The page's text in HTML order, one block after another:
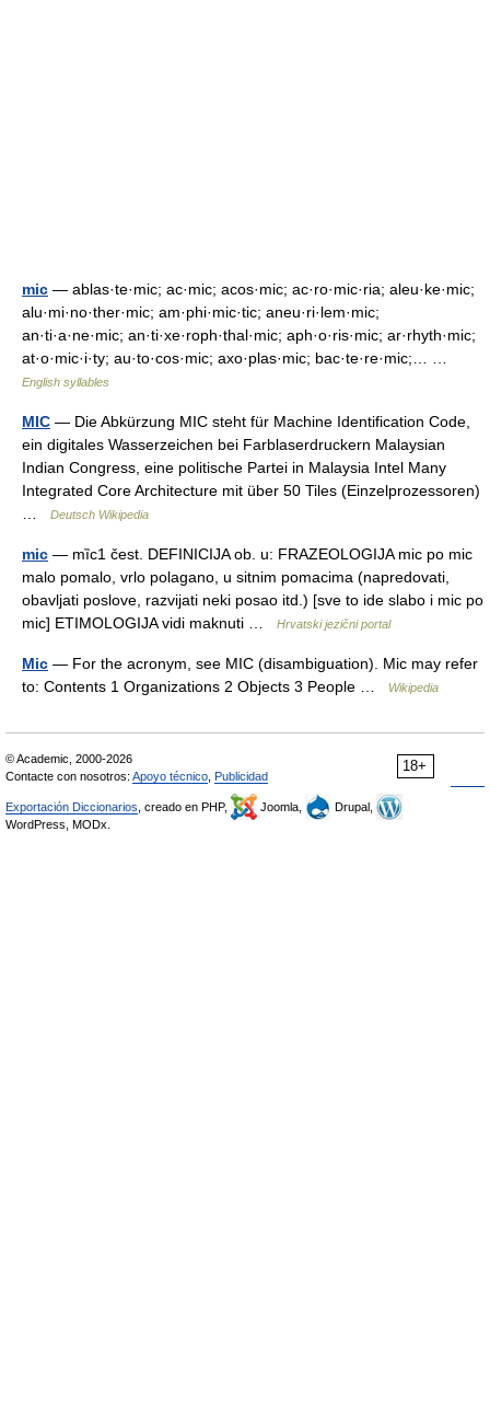
mic — ablas·te·mic; ac·mic; acos·mic; ac·ro·mic·ria; aleu·ke·mic;
alu·mi·no·ther·mic; am·phi·mic·tic; aneu·ri·lem·mic;
an·ti·a·ne·mic; an·ti·xe·roph·thal·mic; aph·o·ris·mic; ar·rhyth·mic;
at·o·mic·i·ty; au·to·cos·mic; axo·plas·mic; bac·te·re·mic;… …
English syllables
MIC — Die Abkürzung MIC steht für Machine Identification Code,
ein digitales Wasserzeichen bei Farblaserdruckern Malaysian
Indian Congress, eine politische Partei in Malaysia Intel Many
Integrated Core Architecture mit über 50 Tiles (Einzelprozessoren)
Deutsch Wikipedia
mic — mȉc1 čest. DEFINICIJA ob. u: FRAZEOLOGIJA mic po mic
malo pomalo, vrlo polagano, u sitnim pomacima (napredovati,
obavljati poslove, razvijati neki posao itd.) [sve to ide slabo i mic po
mic] ETIMOLOGIJA vidi maknuti …
Hrvatski jezični portal
Mic — For the acronym, see MIC (disambiguation). Mic may refer
to: Contents 1 Organizations 2 Objects 3 People …
Wikipedia
18+
© Academic, 2000-2026
Contacte con nosotros: Apoyo técnico Publicidad
Exportación Diccionarios , creado en PHP, Joomla,
Drupal,
WordPress, MODx.